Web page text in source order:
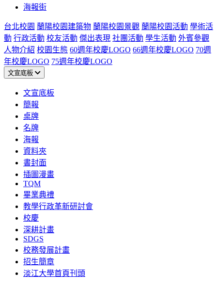
海報街
台北校園 蘭陽校園建築物 蘭陽校園景觀 蘭陽校園活動 學術活
動 行政活動 校友活動 傑出表現 社團活動 學生活動 外賓參觀
人物介紹 校園生態 60週年校慶LOGO 66週年校慶LOGO 70週
年校慶LOGO 75週年校慶LOGO
文宣底板
文宣底板
簡報
桌牌
名牌
海報
資料夾
書封面
插圖漫畫
TQM
畢業典禮
教學行政革新研討會
校慶
深耕計畫
SDGS
校務發展計畫
招生簡章
淡江大學首頁刊頭